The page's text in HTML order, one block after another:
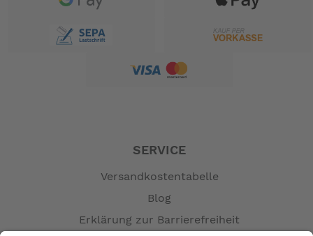
SERVICE
Versandkostentabelle
Blog
Erklärung zur Barrierefreiheit